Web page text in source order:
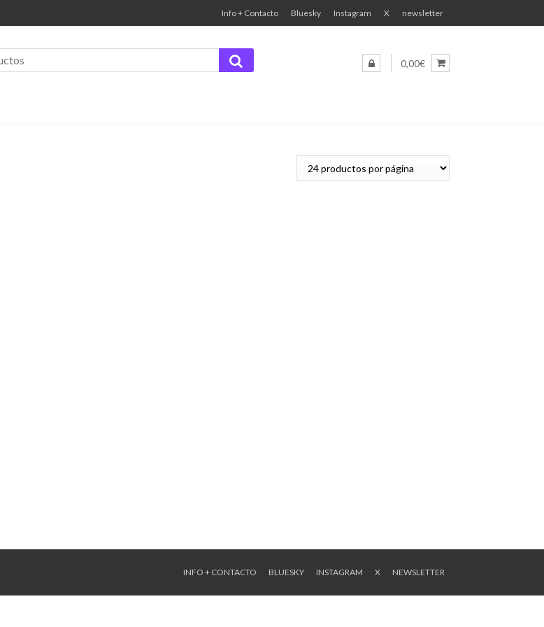
Info + Contacto Bluesky Instagram X newsletter
0,00€
INFO + CONTACTO BLUESKY INSTAGRAM X NEWSLETTER